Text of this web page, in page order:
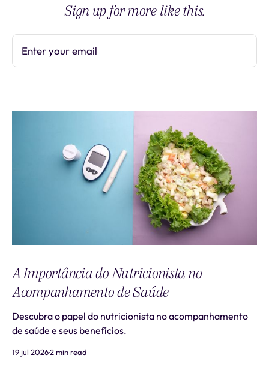
Sign up for more like this.
Enter your email
A Importância do Nutricionista no
Acompanhamento de Saúde
Descubra o papel do nutricionista no acompanhamento
de saúde e seus benefícios.
19 jul 20262 min read